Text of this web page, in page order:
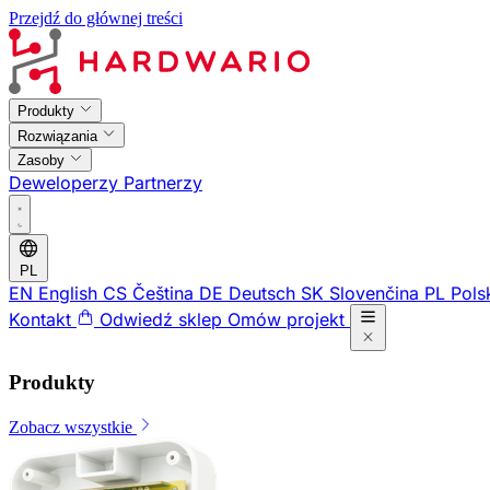
Przejdź do głównej treści
Produkty
Rozwiązania
Zasoby
Deweloperzy Partnerzy
PL
EN English CS Čeština DE Deutsch SK Slovenčina PL
Kontakt
Odwiedź sklep Omów projekt
Produkty
Zobacz wszystkie